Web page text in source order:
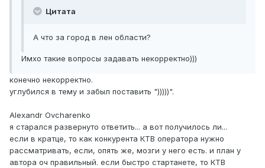
Цитата
А что за город в лен области?
Имхо такие вопросы задавать некорректно)))
конечно некорректно.
углубился в тему и забыл поставить ")))))".
Alexandr Ovcharenko
я старался развернуто ответить... а вот получилось ли...
если в кратце, то как конкурента КТВ оператора нужно
рассматривать, если, опять же, мозги у него есть. и план у
автора оч правильный. если быстро стартанете, то КТВ